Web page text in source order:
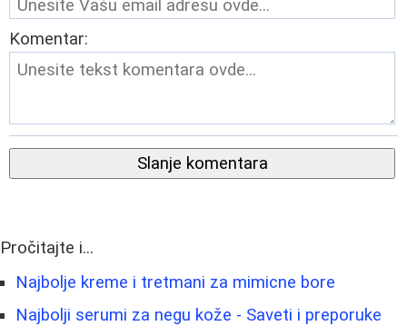
Komentar:
Slanje komentara
Pročitajte i...
Najbolje kreme i tretmani za mimicne bore
Najbolji serumi za negu kože - Saveti i preporuke